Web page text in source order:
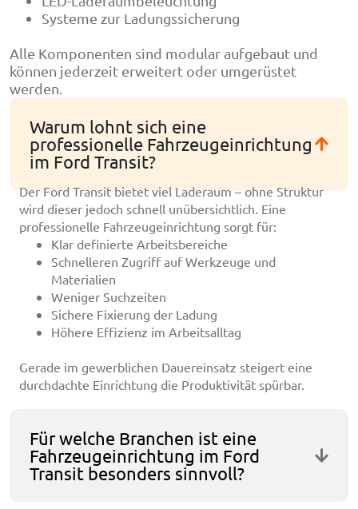
Systeme zur Ladungssicherung
Alle Komponenten sind modular aufgebaut und
können jederzeit erweitert oder umgerüstet
werden.
Warum lohnt sich eine
professionelle Fahrzeugeinrichtung
im Ford Transit?
Der Ford Transit bietet viel Laderaum – ohne Struktur
wird dieser jedoch schnell unübersichtlich. Eine
professionelle Fahrzeugeinrichtung sorgt für:
Klar definierte Arbeitsbereiche
Schnelleren Zugriff auf Werkzeuge und
Materialien
Weniger Suchzeiten
Sichere Fixierung der Ladung
Höhere Effizienz im Arbeitsalltag
Gerade im gewerblichen Dauereinsatz steigert eine
durchdachte Einrichtung die Produktivität spürbar.
Für welche Branchen ist eine
Fahrzeugeinrichtung im Ford
Transit besonders sinnvoll?